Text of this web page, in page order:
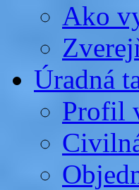
Ako
Úradná
Profil